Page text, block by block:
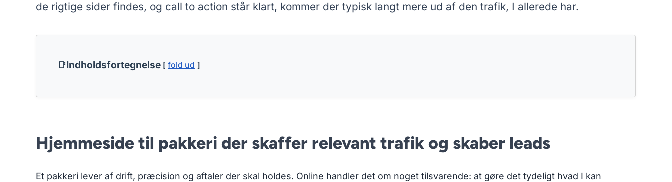
de rigtige sider findes, og call to action står klart, kommer der typisk langt mere ud af den trafik, I allerede har.
Indholdsfortegnelse fold ud
Hjemmeside til pakkeri der skaffer relevant trafik og skaber leads
Et pakkeri lever af drift, præcision og aftaler der skal holdes. Online handler det om noget tilsvarende: at gøre det tydeligt hvad I kan